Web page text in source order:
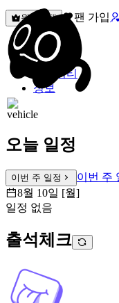
원픽선택 팬 가입
밐타운
피드
커뮤니티
정보
오늘 일정
이번 주 일정
이번 주
8월 10일 [월]
일정 없음
출석체크